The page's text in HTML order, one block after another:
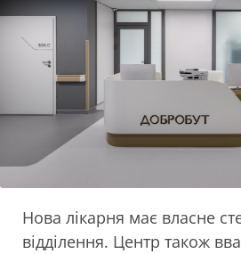
Нова лікарня має власне
відділення. Центр також